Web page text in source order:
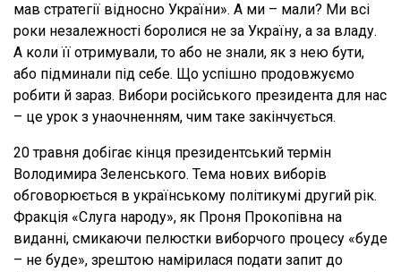
мав стратегії відносно України». А ми – мали? Ми всі
роки незалежності боролися не за Україну, а за владу.
А коли її отримували, то або не знали, як з нею бути,
або підминали під себе. Що успішно продовжуємо
робити й зараз. Вибори російського президента для нас
– це урок з унаочненням, чим таке закінчується.
20 травня добігає кінця президентський термін
Володимира Зеленського. Тема нових виборів
обговорюється в українському політикумі другий рік.
Фракція «Слуга народу», як Проня Прокопівна на
виданні, смикаючи пелюстки виборчого процесу «буде
– не буде», зрештою намірилася подати запит до